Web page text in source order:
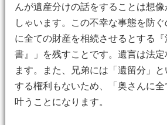
んが遺産分けの話をすることは想
しゃいます。この不幸な事態を防
に全ての財産を相続させるとする
書』」を残すことです。遺言は法
ます。また、兄弟には「遺留分」
する権利もないため、「奥さんに
叶うことになります。